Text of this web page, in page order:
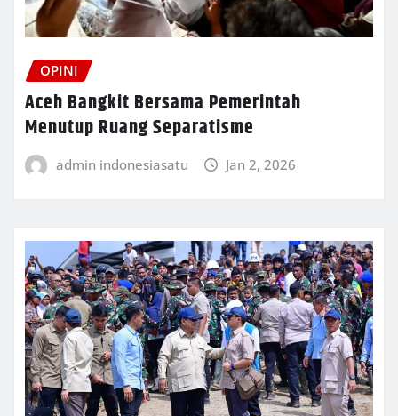
OPINI
Aceh Bangkit Bersama Pemerintah
Menutup Ruang Separatisme
admin indonesiasatu Jan 2, 2026